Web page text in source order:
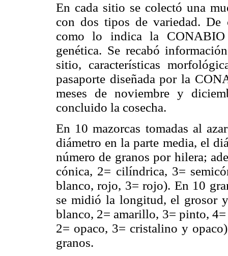
En cada sitio se colectó una
con dos tipos de variedad. De
como lo indica la CONABIO
genética. Se recabó
sitio, características
pasaporte diseñada por la
meses de noviembre y
concluido la cosecha.
En 10 mazorcas tomadas al
diámetro en la parte media, el
número de granos por hilera;
cónica, 2= cilíndrica, 3=
blanco, rojo, 3= rojo). En 10
se midió la longitud, el grosor
blanco, 2= amarillo, 3= pinto,
2= opaco, 3= cristalino y
granos.